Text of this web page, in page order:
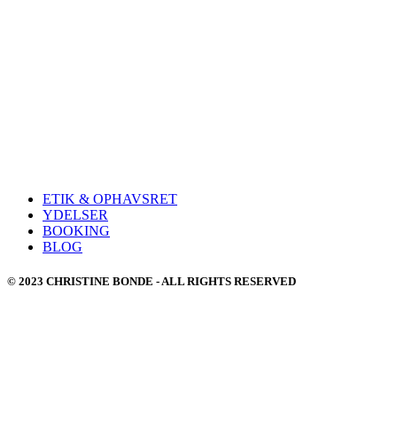
ETIK & OPHAVSRET
YDELSER
BOOKING
BLOG
© 2023 CHRISTINE BONDE - ALL RIGHTS RESERVED